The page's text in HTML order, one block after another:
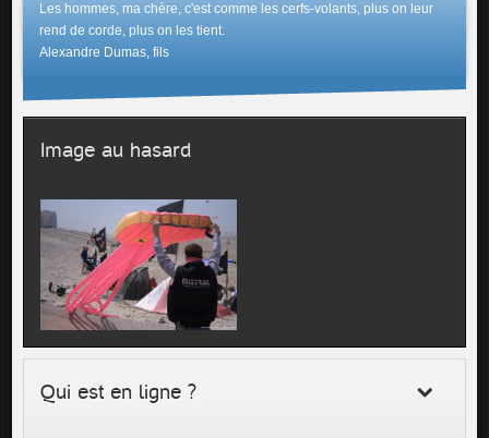
Les hommes, ma chère, c'est comme les cerfs-volants, plus on leur
rend de corde, plus on les tient.
Alexandre Dumas, fils
Image au hasard
Qui est en ligne ?